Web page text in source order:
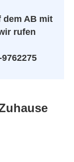
dem AB mit
rufen